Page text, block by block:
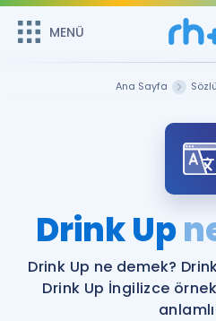
MENÜ
Şifremi
ÜYE
Sepetin Şu
Remzi Hoca ile seni sınava
MENÜ
Katılımcı Görüşleri
Faydalı Araçlar
Ana Sayfa
Drink Up
Drink Up ne demek?
Drink Up İngilizce